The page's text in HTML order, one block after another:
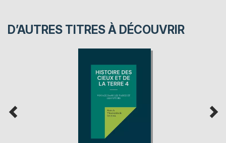
D’AUTRES TITRES À DÉCOUVRIR